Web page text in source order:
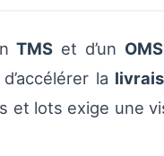
TMS et d’un OMS
la
et lots exige une